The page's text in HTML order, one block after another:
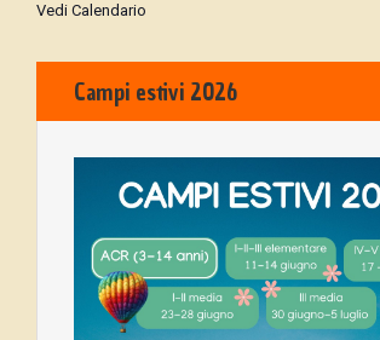
Vedi Calendario
Campi estivi 2026